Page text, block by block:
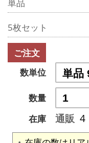
単品
5枚セット
ご注文
数単位
数量
在庫
通販 4